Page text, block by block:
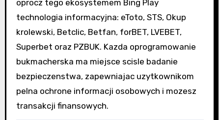
oprocz tego ekosystemem Bing Play
technologia informacyjna: eToto, STS, Okup
krolewski, Betclic, Betfan, forBET, LVEBET,
Superbet oraz PZBUK. Kazda oprogramowanie
bukmacherska ma miejsce scisle badanie
bezpieczenstwa, zapewniajac uzytkownikom
pelna ochrone informacji osobowych i mozesz
transakcji finansowych.